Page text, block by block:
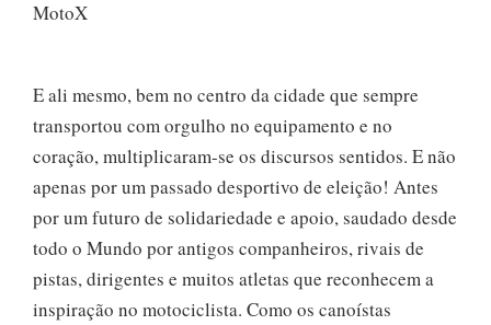
E ali mesmo, bem no centro da cidade que sempre
transportou com orgulho no equipamento e no
coração, multiplicaram-se os discursos sentidos. E não
apenas por um passado desportivo de eleição! Antes
por um futuro de solidariedade e apoio, saudado desde
todo o Mundo por antigos companheiros, rivais de
pistas, dirigentes e muitos atletas que reconhecem a
inspiração no motociclista. Como os canoístas